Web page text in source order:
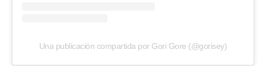
Una publicación compartida por Gori Gore (@gorisey)